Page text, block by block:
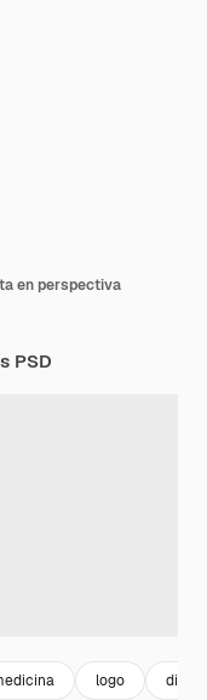
en perspectiva
PSD
logo